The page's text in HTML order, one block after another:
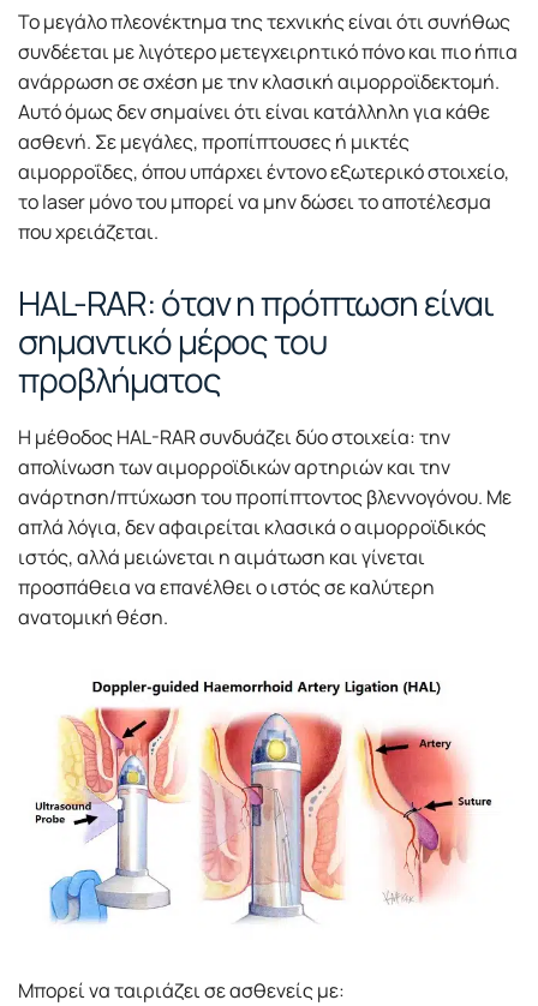
Το μεγάλο πλεονέκτημα της τεχνικής είναι ότι συνήθως
συνδέεται με λιγότερο μετεγχειρητικό πόνο και πιο ήπια
ανάρρωση σε σχέση με την κλασική αιμορροϊδεκτομή.
Αυτό όμως δεν σημαίνει ότι είναι κατάλληλη για κάθε
ασθενή. Σε μεγάλες, προπίπτουσες ή μικτές
αιμορροΐδες, όπου υπάρχει έντονο εξωτερικό στοιχείο,
το laser μόνο του μπορεί να μην δώσει το αποτέλεσμα
που χρειάζεται.
HAL-RAR: όταν η πρόπτωση είναι
σημαντικό μέρος του
προβλήματος
Η μέθοδος HAL-RAR συνδυάζει δύο στοιχεία: την
απολίνωση των αιμορροϊδικών αρτηριών και την
ανάρτηση/πτύχωση του προπίπτοντος βλεννογόνου. Με
απλά λόγια, δεν αφαιρείται κλασικά ο αιμορροϊδικός
ιστός, αλλά μειώνεται η αιμάτωση και γίνεται
προσπάθεια να επανέλθει ο ιστός σε καλύτερη
ανατομική θέση.
Μπορεί να ταιριάζει σε ασθενείς με: